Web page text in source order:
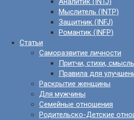
Мыслитель (INTP)
Защитник (INFJ)
Романтик (INFP)
Статьи
Саморазвитие личности
Притчи, стихи,
Правила для
Раскрытие женщины
Для мужчины
Семейные отношения
Родительско-Детские